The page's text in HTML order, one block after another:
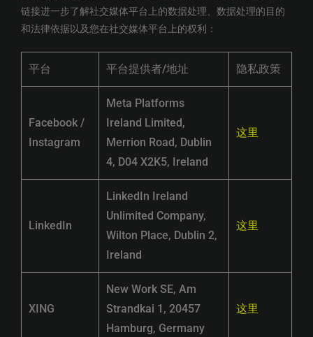
链接进一步了解社交媒体平台上的数据处理、数据处理的目的
和法律依据以及您在社交媒体平台上的权利：
平台 平台提供者/地址 隐私政策
Facebook /
Instagram
Meta Platforms
Ireland Limited,
Merrion Road, Dublin
4, D04 X2K5, Ireland
这里
LinkedIn
LinkedIn Ireland
Unlimited Company,
Wilton Place, Dublin 2,
Ireland
这里
XING
New Work SE, Am
Strandkai 1, 20457
Hamburg, Germany
这里